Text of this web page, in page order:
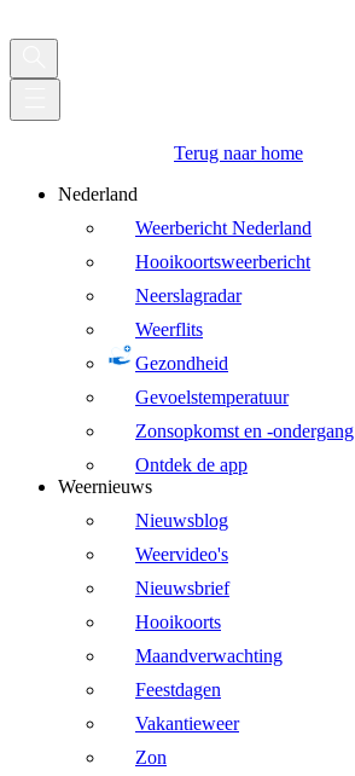
Terug naar home
Nederland
Weerbericht Nederland
Hooikoortsweerbericht
Neerslagradar
Weerflits
Gezondheid
Gevoelstemperatuur
Zonsopkomst en -ondergang
Ontdek de app
Weernieuws
Nieuwsblog
Weervideo's
Nieuwsbrief
Hooikoorts
Maandverwachting
Feestdagen
Vakantieweer
Zon